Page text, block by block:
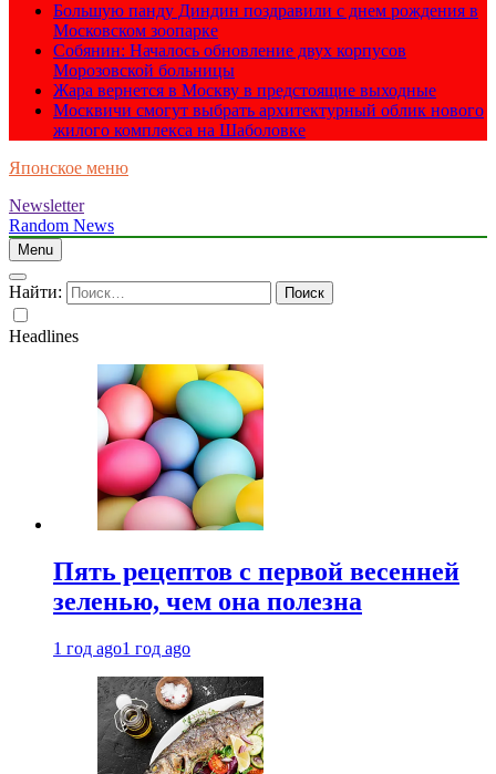
Большую панду Диндин поздравили с днем рождения в
Московском зоопарке
Собянин: Началось обновление двух корпусов
Морозовской больницы
Жара вернется в Москву в предстоящие выходные
Москвичи смогут выбрать архитектурный облик нового
жилого комплекса на Шаболовке
Японское меню
Newsletter
Random News
Menu
Найти:
Headlines
Пять рецептов с первой весенней
зеленью, чем она полезна
1 год ago1 год ago